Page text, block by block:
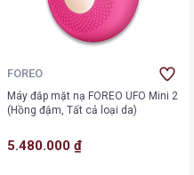
FOREO
Máy đắp mặt nạ FOREO UFO Mini 2
(Hồng đậm, Tất cả loại da)
5.480.000 ₫